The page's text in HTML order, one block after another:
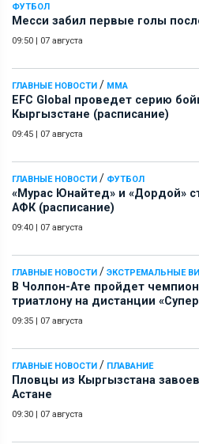
ФУТБОЛ
Месси забил первые голы
09:50 | 07 августа
ГЛАВНЫЕ НОВОСТИ / ММА
EFC Global проведет серию
Кыргызстане (расписание)
09:45 | 07 августа
ГЛАВНЫЕ НОВОСТИ / ФУТБОЛ
«Мурас Юнайтед» и «Дордой»
АФК (расписание)
09:40 | 07 августа
ГЛАВНЫЕ НОВОСТИ / ЭКСТРЕМАЛЬНЫЕ
В Чолпон-Ате пройдет
триатлону на дистанции
09:35 | 07 августа
ГЛАВНЫЕ НОВОСТИ / ПЛАВАНИЕ
Пловцы из Кыргызстана
Астане
09:30 | 07 августа